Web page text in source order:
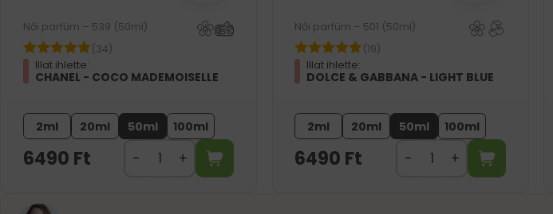
Női parfüm – 539 (50ml)
(34)
Illat ihlette:
CHANEL - COCO MADEMOISELLE
2ml 20ml 50ml 100ml
6490 Ft
Női parfüm – 501 (50ml)
(19)
Illat ihlette:
DOLCE & GABBANA - LIGHT BLUE
2ml 20ml 50ml 100ml
6490 Ft